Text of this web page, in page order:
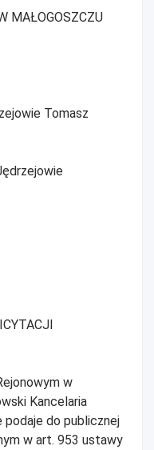
MAŁOGOSZCZU
Tomasz
w
Kancelaria
podaje do publicznej
w art. 953 ustawy